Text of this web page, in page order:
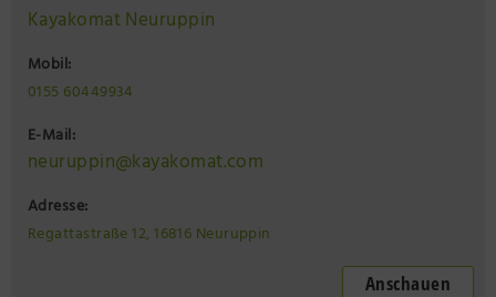
Kayakomat Neuruppin
Mobil:
0155 60449934
E-Mail:
neuruppin@kayakomat.com
Adresse:
Regattastraße 12, 16816 Neuruppin
Anschauen